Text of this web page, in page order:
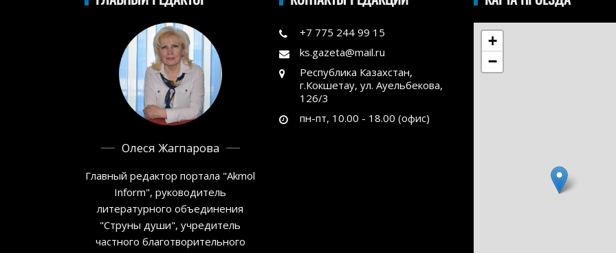
Олеся Жагпарова
Главный редактор портала "Akmol
Inform", руководитель
литературного объединения
"Струны души", учредитель
частного благотворительного
+7 775 244 99 15
ks.gazeta@mail.ru
Республика Казахстан,
г.Кокшетау, ул. Ауельбекова,
126/3
пн-пт, 10.00 - 18.00 (офис)
+
−